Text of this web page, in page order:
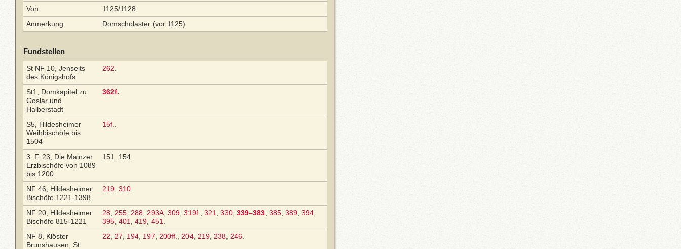
Von
1125/1128
Anmerkung
Domscholaster (vor 1125)
Fundstellen
St NF 10, Jenseits
des Königshofs
262
St1, Domkapitel zu
Goslar und
Halberstadt
362f.
S5, Hildesheimer
Weihbischöfe bis
1504
15f.
3. F. 23, Die Mainzer
Erzbischöfe von 1089
bis 1200
151, 154.
NF 46, Hildesheimer
Bischöfe 1221-1398
219 310
NF 20, Hildesheimer
Bischöfe 815-1221
28 255 288 293A 309 319f. 321 330 339–383 385 389 394
395 401 419 451
NF 8, Klöster
Brunshausen, St.
22 27 194 197 200ff. 204 219 238 246